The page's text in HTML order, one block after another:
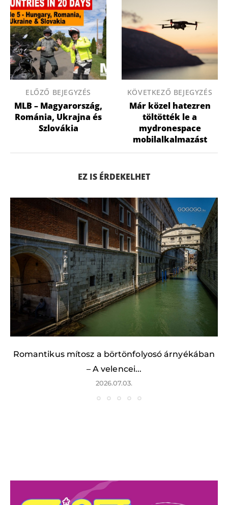
ELŐZŐ BEJEGYZÉS
MLB – Magyarország,
Románia, Ukrajna és
Szlovákia
KÖVETKEZŐ BEJEGYZÉS
Már közel hatezren
töltötték le a
mydronespace
mobilalkalmazást
EZ IS ÉRDEKELHET
Romantikus mítosz a börtönfolyosó árnyékában
– A velencei...
2026.07.03.